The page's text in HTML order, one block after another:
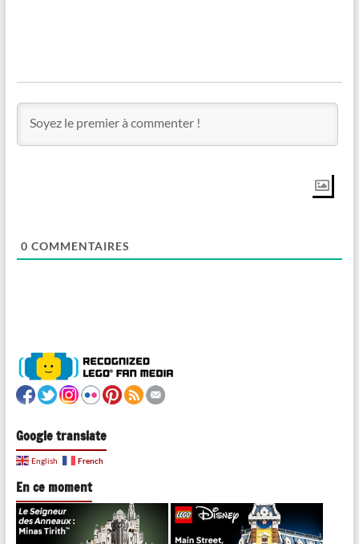
0 COMMENTAIRES
Google translate
English French
En ce moment